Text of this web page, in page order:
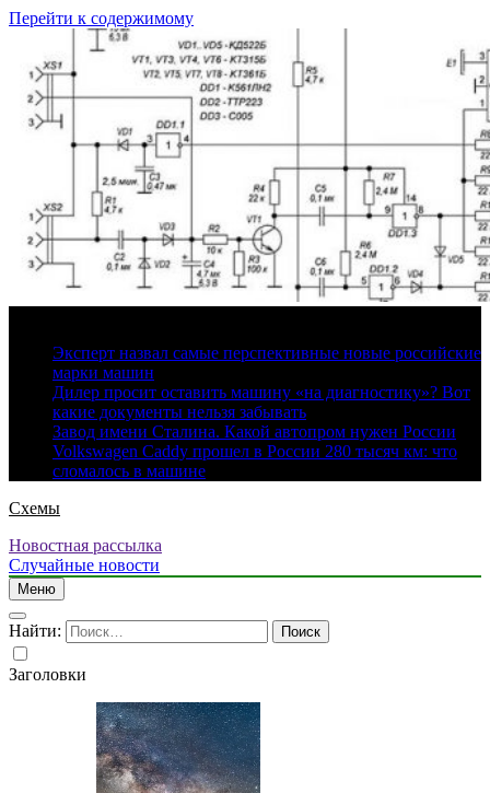
Перейти к содержимому
Эксперт назвал самые перспективные новые российские
марки машин
Дилер просит оставить машину «на диагностику»? Вот
какие документы нельзя забывать
Завод имени Сталина. Какой автопром нужен России
Volkswagen Caddy прошел в России 280 тысяч км: что
сломалось в машине
Схемы
Новостная рассылка
Случайные новости
Меню
Найти:
Заголовки